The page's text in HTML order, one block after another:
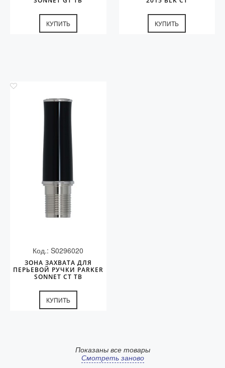
КУПИТЬ КУПИТЬ
Код.: S0296020
ЗОНА ЗАХВАТА ДЛЯ
ПЕРЬЕВОЙ РУЧКИ PARKER
SONNET CT TB
КУПИТЬ
Показаны все товары
Смотреть заново